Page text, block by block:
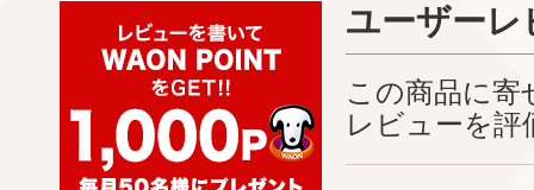
ユーザーレ
この商品に
レビューを評